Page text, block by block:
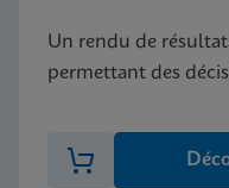
Un rendu de
permettant des